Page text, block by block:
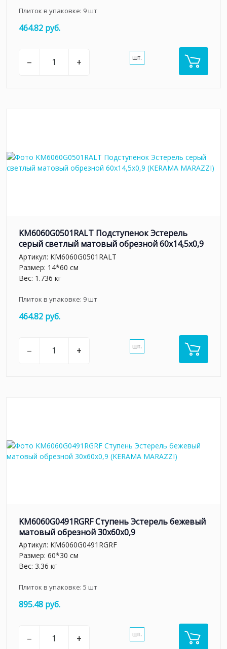
Плиток в упаковке: 9шт
464.82 руб.
– + шт.
KM6060G0501RALT Подступенок Эстерель
серый светлый матовый обрезной 60x14,5x0,9
Артикул: KM6060G0501RALT
Размер: 14*60 см
Вес: 1.736 кг
Плиток в упаковке: 9шт
464.82 руб.
– + шт.
KM6060G0491RGRF Ступень Эстерель бежевый
матовый обрезной 30x60x0,9
Артикул: KM6060G0491RGRF
Размер: 60*30 см
Вес: 3.36 кг
Плиток в упаковке: 5 шт
895.48 руб.
– + шт.